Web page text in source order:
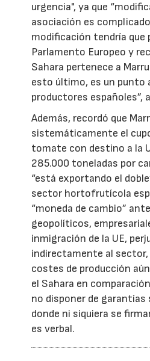
urgencia", ya que
asociación es
modificación tendría que
Parlamento Europeo y
Sahara pertenece a
esto último, es un punto
productores españoles”,
Además, recordó que
sistemáticamente el
tomate con destino a la
285.000 toneladas por
“está exportando el
sector hortofrutícola
“moneda de cambio”
geopolíticos,
inmigración de la UE,
indirectamente al sector,
costes de producción
el Sahara en
no disponer de garantías
donde ni siquiera se
es verbal.